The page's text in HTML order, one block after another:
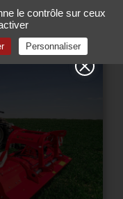
00
le contrôle sur ceux
Personnaliser